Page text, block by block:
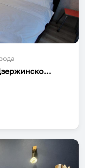
Апартаменты Багет на улице Дзержинского 11